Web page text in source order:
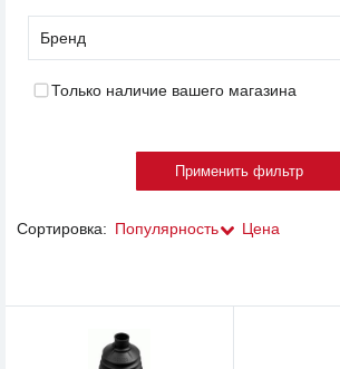
Бренд
Только наличие вашего магазина
Сортировка: Популярность Цена